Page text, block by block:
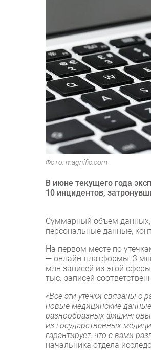
Фото: magnific.com
В июне текущего года
10 инцидентов,
Суммарный объем данных,
персональные данные,
На первом месте по
— онлайн-платформы, 3
млн записей из этой
тыс. записей
«Все эти утечки связаны
новые медицинские данные
разнообразных
из государственных
гарантирует, что с вами
начальника отдела